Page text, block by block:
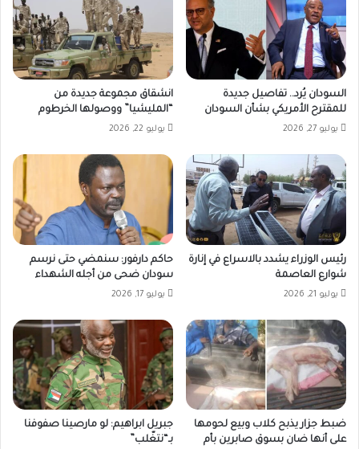
السودان يُرد.. تفاصيل جديدة
للمقترح الأمريكي بشأن السودان
يوليو 27, 2026
انشقاق مجموعة جديدة من
“المليشيا” ووصولها الخرطوم
يوليو 22, 2026
رئيس الوزراء يشدد بالاسراع في إنارة
شوارع العاصمة
يوليو 21, 2026
حاكم دارفور: سنمضي حتى نرسم
سودان ضحى من أجله الشهداء
يوليو 17, 2026
ضبط جزار يذبح كلاب وبيع لحومها
على أنها ضان بسوق صابرين بأم
جبريل ابراهيم: لو مارصينا صفوفنا
بـ“نتغّلب”